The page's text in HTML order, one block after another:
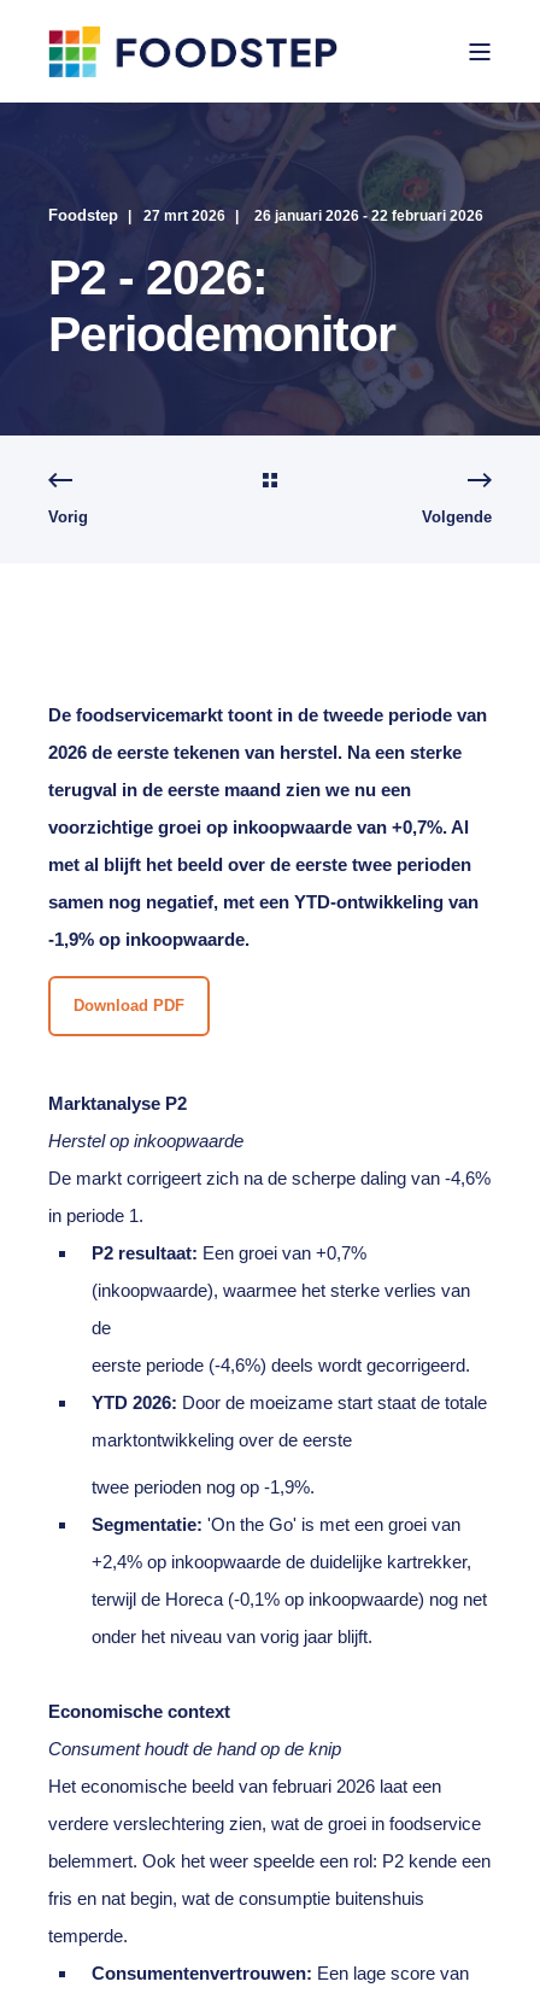
Foodstep 27 mrt 2026 26 januari 2026 - 22 februari 2026
P2 - 2026:
Periodemonitor
Vorig Volgende
De foodservicemarkt toont in de tweede periode van
2026 de eerste tekenen van herstel. Na een sterke
terugval in de eerste maand zien we nu een
voorzichtige groei op inkoopwaarde van +0,7%. Al
met al blijft het beeld over de eerste twee perioden
samen nog negatief, met een YTD-ontwikkeling van
-1,9% op inkoopwaarde.
Download PDF
Marktanalyse P2
Herstel op inkoopwaarde
De markt corrigeert zich na de scherpe daling van -4,6%
in periode 1.
P2 resultaat: Een groei van +0,7%
(inkoopwaarde), waarmee het sterke verlies van
de
eerste periode (-4,6%) deels wordt gecorrigeerd.
YTD 2026: Door de moeizame start staat de totale
marktontwikkeling over de eerste
twee perioden nog op -1,9%.
Segmentatie: 'On the Go' is met een groei van
+2,4% op inkoopwaarde de duidelijke kartrekker,
terwijl de Horeca (-0,1% op inkoopwaarde) nog net
onder het niveau van vorig jaar blijft.
Economische context
Consument houdt de hand op de knip
Het economische beeld van februari 2026 laat een
verdere verslechtering zien, wat de groei in foodservice
belemmert. Ook het weer speelde een rol: P2 kende een
fris en nat begin, wat de consumptie buitenshuis
temperde.
Consumentenvertrouwen: Een lage score van